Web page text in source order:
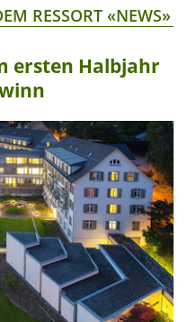
RESSORT «NEWS»
ersten Halbjahr